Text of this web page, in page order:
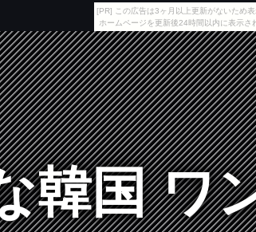
[PR] この広告は3ヶ月以上更新がないため表
ホームページを更新後24時間以内に表示さ
韓国 ワ